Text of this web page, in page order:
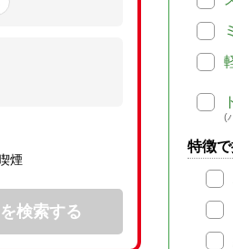
(
特徴
煙
検索する